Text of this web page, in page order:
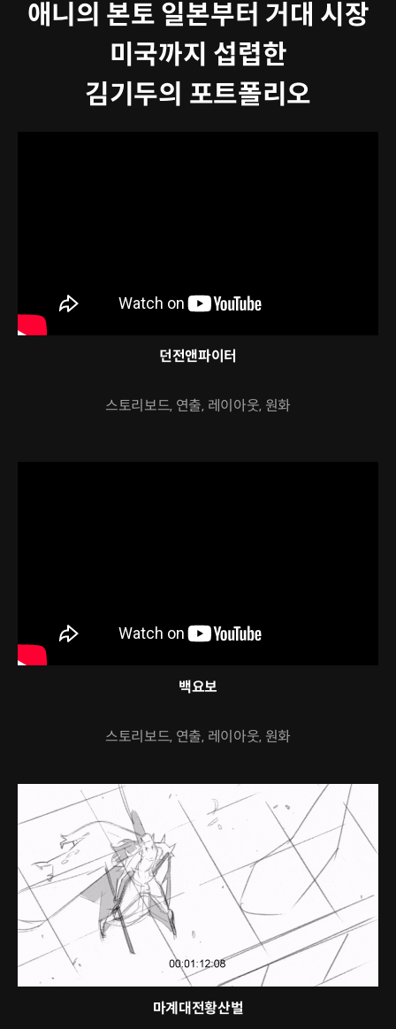
애니의 본토 일본부터 거대 시장
미국까지 섭렵한
김기두의 포트폴리오
던전앤파이터
스토리보드, 연출, 레이아웃, 원화
백요보
스토리보드, 연출, 레이아웃, 원화
마계대전황산벌